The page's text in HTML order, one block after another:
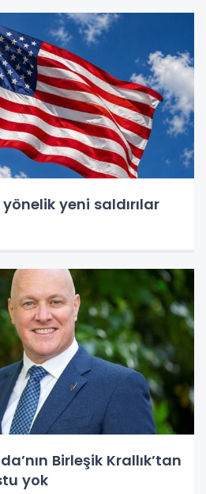
yönelik yeni saldırılar
Birleşik Krallık’tan
yok